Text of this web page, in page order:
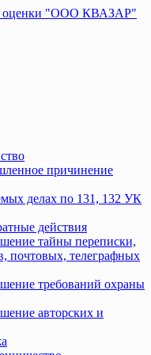
причинение
делах по 131, 132 УК
действия
тайны переписки,
почтовых, телеграфных
требований охраны
авторских и